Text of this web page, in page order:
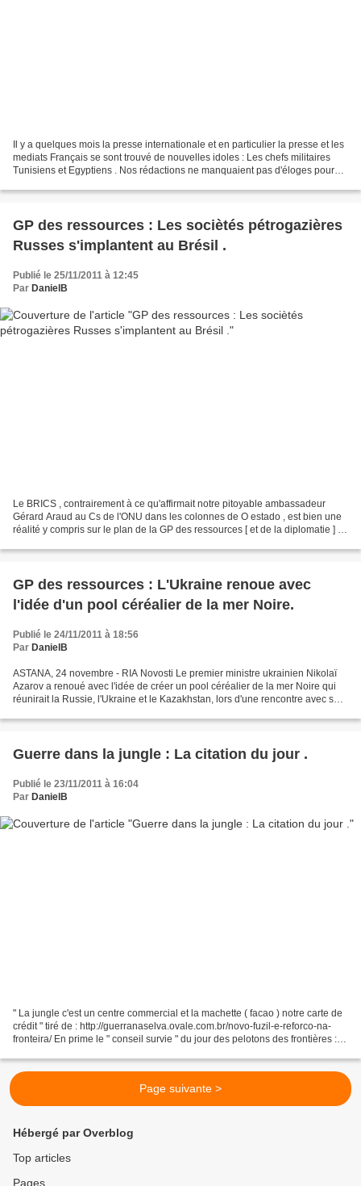
Il y a quelques mois la presse internationale et en particulier la presse et les
mediats Français se sont trouvé de nouvelles idoles : Les chefs militaires
Tunisiens et Egyptiens . Nos rédactions ne manquaient pas d'éloges pour
GP des ressources : Les sociètés pétrogazières
Russes s'implantent au Brésil .
Publié le 25/11/2011 à 12:45
Par DanielB
Le BRICS , contrairement à ce qu'affirmait notre pitoyable ambassadeur
Gérard Araud au Cs de l'ONU dans les colonnes de O estado , est bien une
réalité y compris sur le plan de la GP des ressources [ et de la diplomatie ] .
GP des ressources : L'Ukraine renoue avec
l'idée d'un pool céréalier de la mer Noire.
Publié le 24/11/2011 à 18:56
Par DanielB
ASTANA, 24 novembre - RIA Novosti Le premier ministre ukrainien Nikolaï
Azarov a renoué avec l'idée de créer un pool céréalier de la mer Noire qui
réunirait la Russie, l'Ukraine et le Kazakhstan, lors d'une rencontre avec son
Guerre dans la jungle : La citation du jour .
Publié le 23/11/2011 à 16:04
Par DanielB
" La jungle c'est un centre commercial et la machette ( facao ) notre carte de
crédit " tiré de : http://guerranaselva.ovale.com.br/novo-fuzil-e-reforco-na-
fronteira/ En prime le " conseil survie " du jour des pelotons des frontières :
Page suivante >
Hébergé par Overblog
Top articles
Pages